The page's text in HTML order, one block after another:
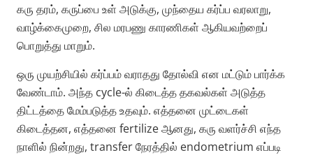
கரு தரம், கருப்பை உள் அடுக்கு, முந்தைய கர்ப்ப வரலாறு,
வாழ்க்கைமுறை, சில மரபணு காரணிகள் ஆகியவற்றைப்
பொறுத்து மாறும்.
ஒரு முயற்சியில் கர்ப்பம் வராதது தோல்வி என மட்டும் பார்க்க
வேண்டாம். அந்த cycle-ல் கிடைத்த தகவல்கள் அடுத்த
திட்டத்தை மேம்படுத்த உதவும். எத்தனை முட்டைகள்
கிடைத்தன, எத்தனை fertilize ஆனது, கரு வளர்ச்சி எந்த
நாளில் நின்றது, transfer நேரத்தில் endometrium எப்படி